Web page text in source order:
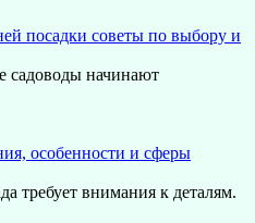
посадки советы по выбору и
садоводы начинают
особенности и сферы
требует внимания к деталям.